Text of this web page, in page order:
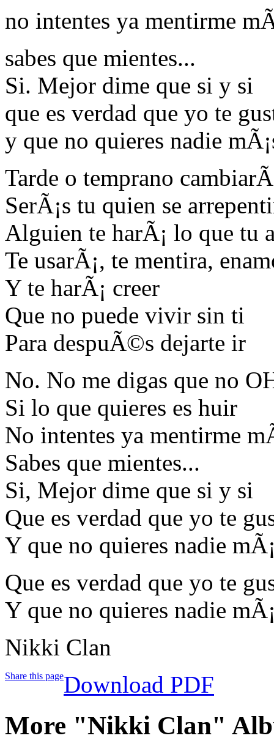
no intentes ya mentirme
sabes que mientes...
Si. Mejor dime que si y si
que es verdad que yo te
y que no quieres nadie
Tarde o temprano
SerÃ¡s tu quien se
Alguien te harÃ¡ lo que tu
Te usarÃ¡, te mentira,
Y te harÃ¡ creer
Que no puede vivir sin ti
Para despuÃ©s dejarte ir
No. No me digas que no
Si lo que quieres es huir
No intentes ya mentirme
Sabes que mientes...
Si, Mejor dime que si y si
Que es verdad que yo te
Y que no quieres nadie
Que es verdad que yo te
Y que no quieres nadie
Nikki Clan
Share this pageDownload PDF
More "Nikki Clan"